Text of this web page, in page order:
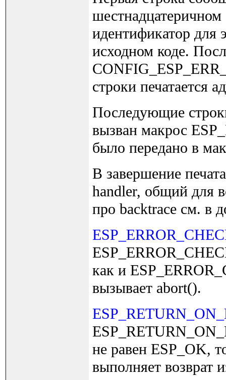
идентификатор для
исходном коде.
строки печатается
Последующие
вызван макрос
было передано в
В завершение
handler, общий для
про backtrace см. в
как и
вызывает abort().
не равен ESP_OK,
выполняет возврат